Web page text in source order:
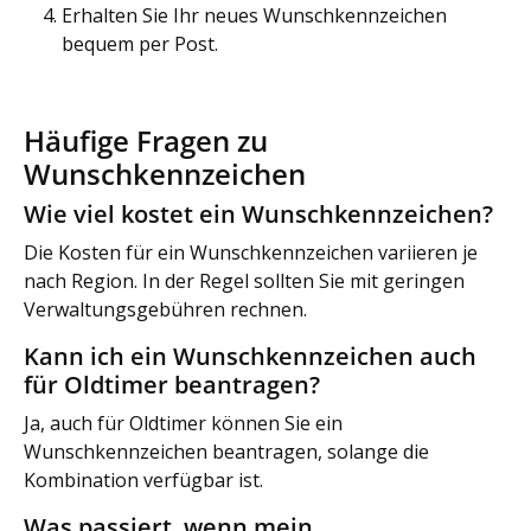
Erhalten Sie Ihr neues Wunschkennzeichen
bequem per Post.
Häufige Fragen zu
Wunschkennzeichen
Wie viel kostet ein Wunschkennzeichen?
Die Kosten für ein Wunschkennzeichen variieren je
nach Region. In der Regel sollten Sie mit geringen
Verwaltungsgebühren rechnen.
Kann ich ein Wunschkennzeichen auch
für Oldtimer beantragen?
Ja, auch für Oldtimer können Sie ein
Wunschkennzeichen beantragen, solange die
Kombination verfügbar ist.